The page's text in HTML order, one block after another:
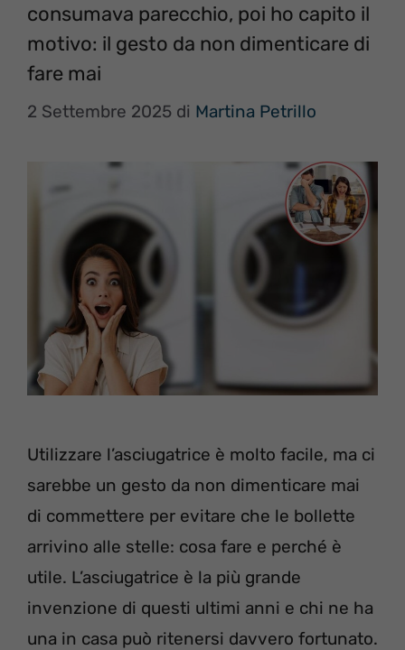
consumava parecchio, poi ho capito il
motivo: il gesto da non dimenticare di
fare mai
2 Settembre 2025 di Martina Petrillo
Utilizzare l’asciugatrice è molto facile, ma ci
sarebbe un gesto da non dimenticare mai
di commettere per evitare che le bollette
arrivino alle stelle: cosa fare e perché è
utile. L’asciugatrice è la più grande
invenzione di questi ultimi anni e chi ne ha
una in casa può ritenersi davvero fortunato.